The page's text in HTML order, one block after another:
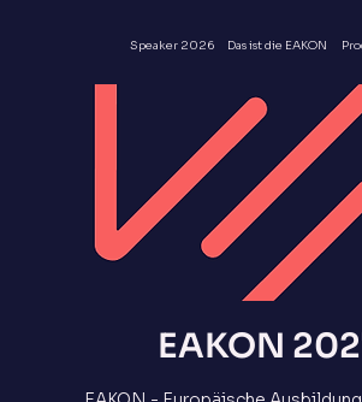
Das ist die EAKON
Speaker 2026
EAKON